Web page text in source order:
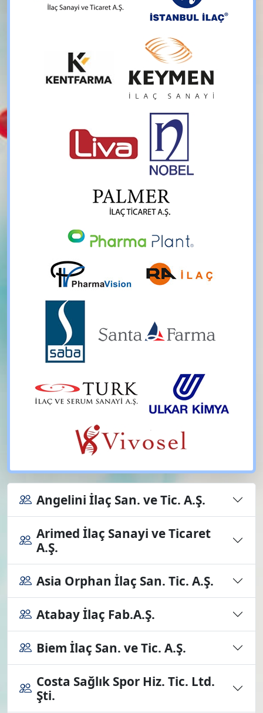
Angelini İlaç San. ve Tic. A.Ş.
Arimed İlaç Sanayi ve Ticaret
A.Ş.
Asia Orphan İlaç San. Tic. A.Ş.
Atabay İlaç Fab.A.Ş.
Biem İlaç San. ve Tic. A.Ş.
Costa Sağlık Spor Hiz. Tic. Ltd.
Şti.